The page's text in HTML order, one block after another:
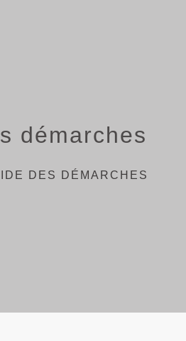
démarches
DES DÉMARCHES